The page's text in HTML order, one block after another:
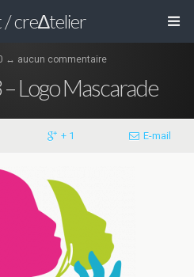
/ cre∆telier
↔ aucun commentaire
Logo Mascarade
+ 1 E-mail